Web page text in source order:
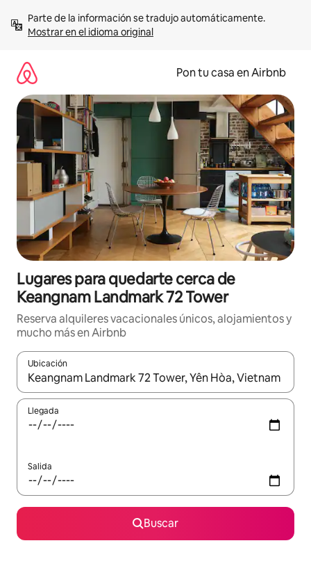
contenidoMostrar en el idioma original
Pon tu casa en Airbnb
Lugares para quedarte cerca de
Keangnam Landmark 72 Tower
Reserva alquileres vacacionales únicos, alojamientos y
mucho más en Airbnb
Ubicación
Cuando los resultados estén disponibles, navega con las
Llegada
Salida
Buscar